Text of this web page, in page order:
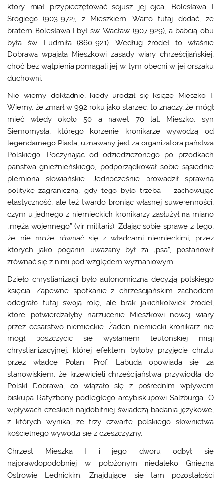
który miał przypieczętować sojusz jej ojca, Bolesława I
Srogiego (903-972), z Mieszkiem. Warto tutaj dodać, że
bratem Bolesława I był św. Wacław (907-929), a babcią obu
była św. Ludmiła (860-921). Według źródeł to właśnie
Dobrawa wpajała Mieszkowi zasady wiary chrześcijańskiej,
choć bez wątpienia pomagali jej w tym obecni w jej orszaku
duchowni.
Nie wiemy dokładnie, kiedy urodził się książę Mieszko I.
Wiemy, że zmarł w 992 roku jako starzec, to znaczy, że mógł
mieć wtedy około 50 a nawet 70 lat. Mieszko, syn
Siemomysła, którego korzenie kronikarze wywodzą od
legendarnego Piasta, uznawany jest za organizatora państwa
Polskiego. Poczynając od odziedziczonego po przodkach
państwa gnieźnieńskiego, podporządkował sobie sąsiednie
plemiona słowiańskie. Jednocześnie prowadził sprawną
politykę zagraniczną, gdy tego było trzeba – zachowując
elastyczność, ale też twardo broniąc własnej suwerenności,
czym u jednego z niemieckich kronikarzy zasłużył na miano
„męża wojennego” (vir militaris). Zdając sobie sprawę z tego,
że nie może równać się z władcami niemieckimi, przez
których jako poganin uważany był za „psa”, postanowił
zrównać się z nimi pod względem wyznaniowym.
Dzieło chrystianizacji było autonomiczną decyzją polskiego
księcia. Zapewne spotkanie z chrześcijańskim zachodem
odegrało tutaj swoją rolę, ale brak jakichkolwiek źródeł,
które potwierdzałyby narzucenie Mieszkowi nowej wiary
przez cesarstwo niemieckie. Żaden niemiecki kronikarz nie
mógł poszczycić się wysłaniem teutońskiej misji
chrystianizacyjnej, której efektem byłoby przyjęcie chrztu
przez władcę Polan. Prof. Labuda opowiada się za
stanowiskiem, że krzewicieli chrześcijaństwa przywiodła do
Polski Dobrawa, co wiązało się z pośrednim wpływem
biskupa Ratyzbony podległego arcybiskupowi Salzburga. O
wpływach czeskich najdobitniej świadczą badania językowe,
z których wynika, że trzy czwarte polskiego słownictwa
kościelnego wywodzi się z czeszczyzny.
Chrzest Mieszka I i jego dworu odbył się
najprawdopodobniej w położonym niedaleko Gniezna
Ostrowie Lednickim. Znajdujące się tam pozostałości